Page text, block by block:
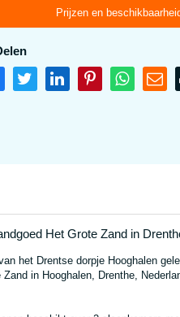
Prijzen en
Het Grote Zand in
het Drentse dorpje Hooghalen
in Hooghalen, Drenthe,